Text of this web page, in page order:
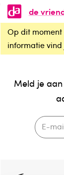
de
Op dit
informatie vind
Meld je